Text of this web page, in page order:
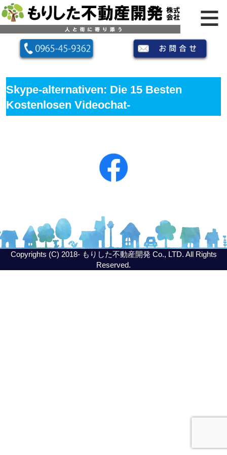
Skype-alternativen: Die 15 Besten
Kostenlosen Videochat-
programme
Copyrights (C) 2018- もりした不動産開発 Co., LTD. All Rights
Reserved.